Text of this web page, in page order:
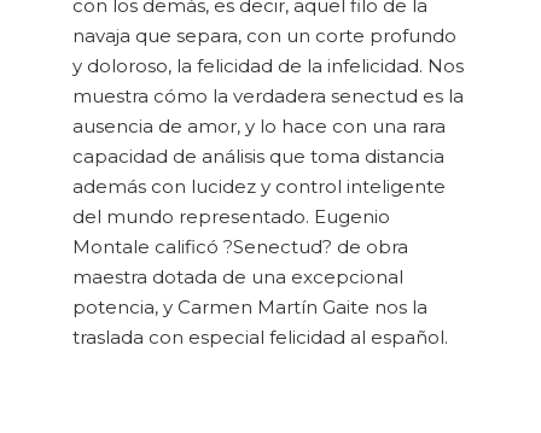
con los demás, es decir, aquel filo de la
navaja que separa, con un corte profundo
y doloroso, la felicidad de la infelicidad. Nos
muestra cómo la verdadera senectud es la
ausencia de amor, y lo hace con una rara
capacidad de análisis que toma distancia
además con lucidez y control inteligente
del mundo representado. Eugenio
Montale calificó ?Senectud? de obra
maestra dotada de una excepcional
potencia, y Carmen Martín Gaite nos la
traslada con especial felicidad al español.